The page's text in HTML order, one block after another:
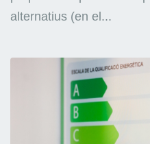
alternatius (en el...